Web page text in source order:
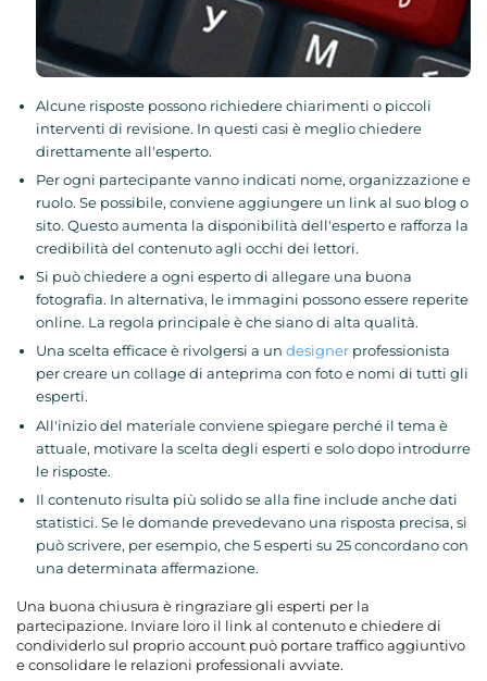
Alcune risposte possono richiedere chiarimenti o piccoli
interventi di revisione. In questi casi è meglio chiedere
direttamente all'esperto.
Per ogni partecipante vanno indicati nome, organizzazione e
ruolo. Se possibile, conviene aggiungere un link al suo blog o
sito. Questo aumenta la disponibilità dell'esperto e rafforza la
credibilità del contenuto agli occhi dei lettori.
Si può chiedere a ogni esperto di allegare una buona
fotografia. In alternativa, le immagini possono essere reperite
online. La regola principale è che siano di alta qualità.
Una scelta efficace è rivolgersi a un designer professionista
per creare un collage di anteprima con foto e nomi di tutti gli
esperti.
All'inizio del materiale conviene spiegare perché il tema è
attuale, motivare la scelta degli esperti e solo dopo introdurre
le risposte.
Il contenuto risulta più solido se alla fine include anche dati
statistici. Se le domande prevedevano una risposta precisa, si
può scrivere, per esempio, che 5 esperti su 25 concordano con
una determinata affermazione.
Una buona chiusura è ringraziare gli esperti per la
partecipazione. Inviare loro il link al contenuto e chiedere di
condividerlo sul proprio account può portare traffico aggiuntivo
e consolidare le relazioni professionali avviate.